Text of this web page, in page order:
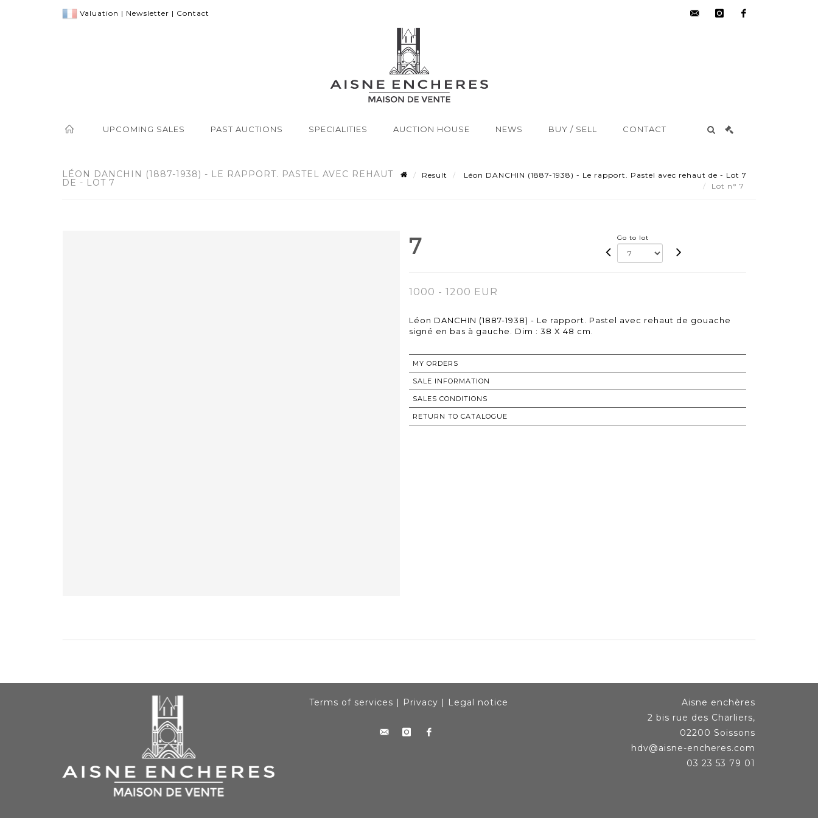
Valuation | Newsletter | Contact
UPCOMING SALES PAST AUCTIONS SPECIALITIES AUCTION HOUSE NEWS BUY / SELL CONTACT
LÉON DANCHIN (1887-1938) - LE RAPPORT. PASTEL AVEC REHAUT
DE - LOT 7
Result
Léon DANCHIN (1887-1938) - Le rapport. Pastel avec rehaut de - Lot 7
Lot n° 7
7 Go to lot
1000 - 1200 EUR
Léon DANCHIN (1887-1938) - Le rapport. Pastel avec rehaut de gouache
signé en bas à gauche. Dim : 38 X 48 cm.
MY ORDERS
SALE INFORMATION
SALES CONDITIONS
RETURN TO CATALOGUE
Terms of services | Privacy | Legal notice
Aisne enchères
2 bis rue des Charliers,
02200 Soissons
hdv@aisne-encheres.com
03 23 53 79 01